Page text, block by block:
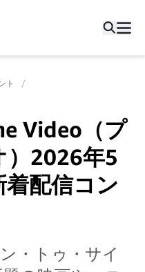
ト
Video（プ
）2026年5
配信コン
・トゥ・サイ